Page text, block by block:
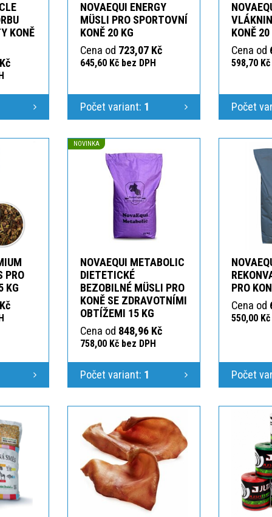
KONĚ
NOVAEQUI ENERGY
MÜSLI PRO SPORTOVNÍ
KONĚ 20 KG
Cena od 723,07 Kč
645,60 Kč bez DPH
Počet variant: 1
KONĚ 20
Cena od
598,70
Počet
PRO
KG
NOVINKA
NOVAEQUI METABOLIC
DIETETICKÉ
BEZOBILNÉ MÜSLI PRO
KONĚ SE ZDRAVOTNÍMI
OBTÍŽEMI 15 KG
Cena od 848,96 Kč
758,00 Kč bez DPH
Počet variant: 1
PRO
Cena od
550,00
Počet